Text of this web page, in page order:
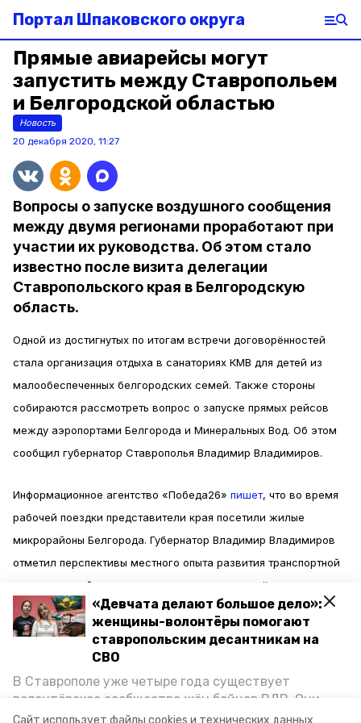
Сайт использует файлы cookies и технических данных
«Девчата делают большое дело»:
женщины-волонтёры помогают
ставропольским десантникам на
СВО
В Ставрополе уже четыре года существует
волонтёрское сообщество жён бойцов ВДВ. Они
организуют сборы вещей и продуктов для
Портал Шпаковского округа
Прямые авиарейсы могут
запустить между Ставропольем
и Белгородской областью
Новость
20 декабря 2020, 11:27
Вопросы о запуске воздушного сообщения
между двумя регионами проработают при
участии их руководства. Об этом стало
известно после визита делегации
Ставропольского края в Белгородскую
область.
Одной из достигнутых по итогам встречи договорённостей
стала организация отдыха в санаториях КМВ для детей из
малообеспеченных белгородских семей. Также стороны
собираются рассмотреть вопрос о запуске прямых рейсов
между аэропортами Белгорода и Минеральных Вод. Об этом
сообщил губернатор Ставрополья Владимир Владимиров.
Информационное агентство «Победа26» пишет, что во время
рабочей поездки представители края посетили жилые
микрорайоны Белгорода. Губернатор Владимир Владимиров
отметил перспективы местного опыта развития транспортной
сети и застройки, при котором приоритет отдаётся
возведению малоэтажных домов.
Кроме того, регионы заключили соглашение
культурном сотрудничестве. Документ подписали губернатор
Ставрополья Владимир Владимиров и врио губернатора